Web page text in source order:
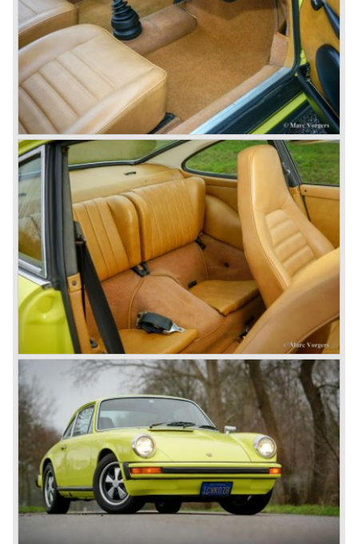
Met de komst van Peter Schutz in 1982 kwam de
kentering ten goede, technische innovatie en lange termijn
denken werden weer gemeengoed bij Porsche. Het
prestigeproject 959 werd opgestart om het technisch
kunnen van Porsche te materialiseren in een Super-
Porsche die alle sportauto's die ooit gemaakt waren moest
overtreffen; dat lukte.
De Porsches 924 en de 928 werden uit productie
genomen en door project 959 was de verdere ontwikkeling
van de 911 achterop geraakt. Met de verschijning van de
Porsche 911 Carrera 3.2 in 1984 zat Porsche weer
helemaal op het goede spoor en zag dat beloond met
Porsche 911 top-verkopen in 1985.
Twee jaren later werd de Porsche 911 door de klandizie
plotseling beschouwd als een achterhaald ontwerp en de
verkopen liepen scherp terug.
In 1989 kwam de Porsche 911/964 op de markt maar de
verkopen bleven matig en het bleef rommelen op directie
niveau. Pas in 1994 wist Porsche uit de crisis te komen
met de 911/964 en de voor 80% nieuw ontworpen Porsche
911; de 993.
De Porsche 993 was onder leiding van Harm Lagaay
vormgegeven door de Engelsman Tony Hatter. De 993
kreeg een sterke, krachtige uitstraling mee, een sterk
verbeterd onderstel, meer comfort en wederom
topprestaties. De 993 zou tezamen met de in de jaren
negentig verschijnende Porsche Boxster (eerste Porsche
boxermotor met waterkoeling) verantwoordelijk zijn voor
de grote gezondheid van Porsche als één van de weinige
onafhankelijke automobiel bouwers.
Dat Porsche de toekomst positief tegemoet ziet werd
duidelijk bij de introductie van de Porsche 911 variant 996
die geheel nieuw ontwikkeld werd en waarbij de
zescilinder boxermotor net als in de Boxster van
waterkoeling voorzien werd.
Met de in 2002 verschenen Porsche Cayenne (wederom
in samenwerking met VW), de Porsche Boxster en de
"evergreen" Porsche 911 heeft de firma modellen in